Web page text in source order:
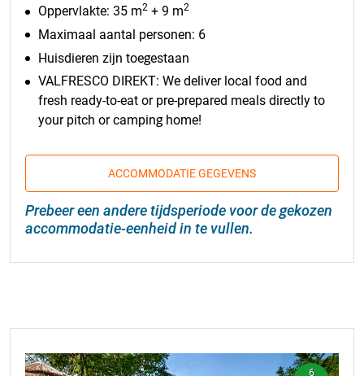
Oppervlakte: 35 m2 + 9 m2
Maximaal aantal personen: 6
Huisdieren zijn toegestaan
VALFRESCO DIREKT: We deliver local food and
fresh ready-to-eat or pre-prepared meals directly to
your pitch or camping home!
ACCOMMODATIE GEGEVENS
Prebeer een andere tijdsperiode voor de gekozen
accommodatie-eenheid in te vullen.
6